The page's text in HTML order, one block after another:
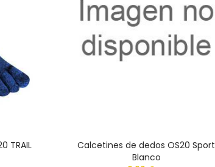
TRAIL
Calcetines de dedos OS20 Sport
Blanco